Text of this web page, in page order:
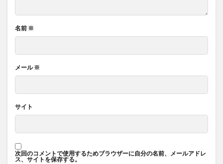
名前 ※
メール※
サイト
次回のコメントで使用するためブラウザーに自分の名前、メールアドレ
ス、サイトを保存する。